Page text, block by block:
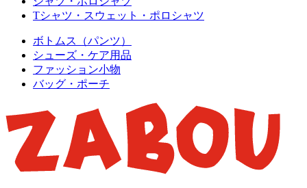
Tシャツ・スウェット・ポロシャツ
ボトムス（パンツ）
シューズ・ケア用品
ファッション小物
バッグ・ポーチ